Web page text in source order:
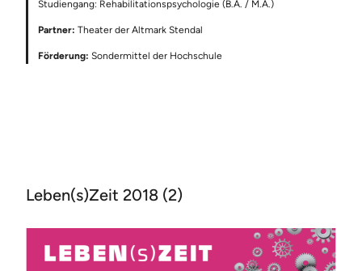
Studiengang: Rehabilitationspsychologie (B.A. / M.A.)
Partner: Theater der Altmark Stendal
Förderung: Sondermittel der Hochschule
Leben(s)Zeit 2018 (2)